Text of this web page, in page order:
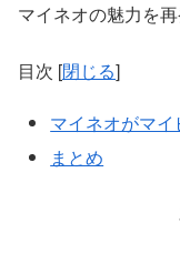
マイネオの魅力を再
目次 [閉じる]
マイネオがマ
まとめ